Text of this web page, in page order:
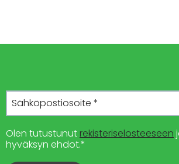
Olen tutustunut rekisteriselosteeseen
hyväksyn ehdot.*